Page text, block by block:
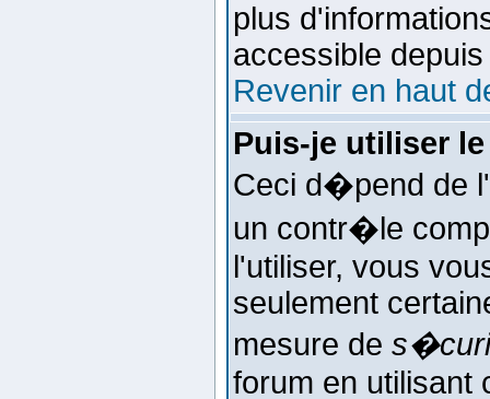
plus
accessible
Revenir en haut
Puis-je utiliser
Ceci d�pend de
un contr�le
l'utiliser, vous
seulement
mesure de
forum en utilisant